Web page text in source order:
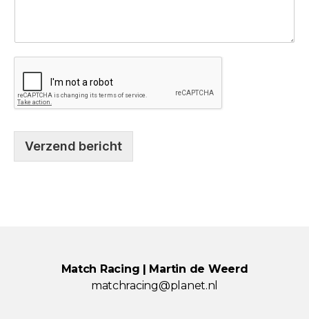
Verzend bericht
Match Racing | Martin de Weerd
matchracing@planet.nl